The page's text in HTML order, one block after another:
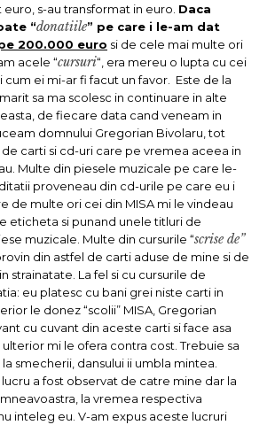
s-au transformat in euro. Daca
“donatiile” pe care i le-am dat
200.000 euro si de cele mai multe ori
acele “cursuri“, era mereu o lupta cu cei
cum ei mi-ar fi facut un favor. Este de la
sa ma scolesc in continuare in alte
de fiecare data cand veneam in
domnului Gregorian Bivolaru, tot
carti si cd-uri care pe vremea aceea in
Multe din piesele muzicale pe care le-
proveneau din cd-urile pe care eu i
de multe ori cei din MISA mi le vindeau
eticheta si punand unele titluri de
muzicale. Multe din cursurile “scrise de”
din astfel de carti aduse de mine si de
strainatate. La fel si cu cursurile de
eu platesc cu bani grei niste carti in
le donez “scolii” MISA, Gregorian
cu cuvant din aceste carti si face asa
ulterior mi le ofera contra cost. Trebuie sa
smecherii, dansului ii umbla mintea.
a fost observat de catre mine dar la
la vremea respectiva
inteleg eu. V-am expus aceste lucruri